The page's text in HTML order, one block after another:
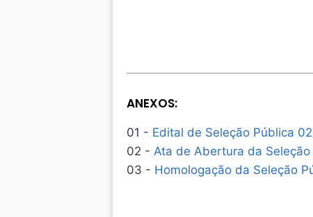
ANEXOS:
01 - Edital de Seleção Pública
02 - Ata de Abertura da
03 - Homologação da Seleção